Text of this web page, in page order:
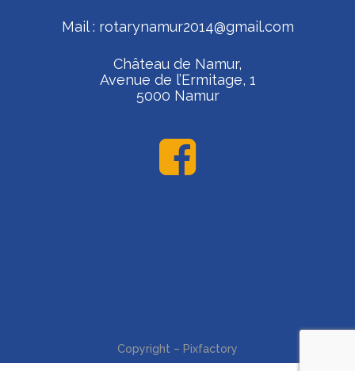
Mail : rotarynamur2014@gmail.com
Château de Namur,
Avenue de l’Ermitage, 1
5000 Namur
Copyright – Pixfactory